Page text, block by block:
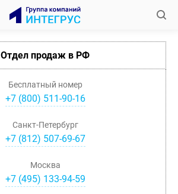
Отдел продаж в РФ
Бесплатный номер
+7 (800) 511-90-16
Санкт-Петербург
+7(812) 507-69-67
Москва
+7(495) 133-94-59